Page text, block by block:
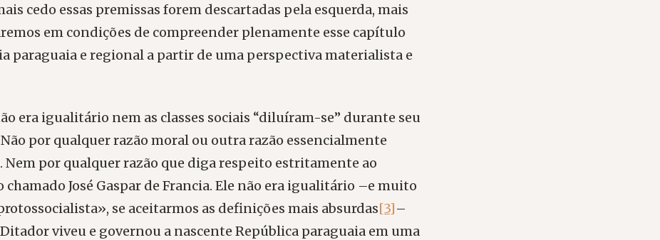
cedo essas premissas forem descartadas pela esquerda, mais
em condições de compreender plenamente esse capítulo
paraguaia e regional a partir de uma perspectiva materialista e
era igualitário nem as classes sociais “diluíram-se” durante seu
por qualquer razão moral ou outra razão essencialmente
Nem por qualquer razão que diga respeito estritamente ao
José Gaspar de Francia. Ele não era igualitário –e muito
se aceitarmos as definições mais absurdas[3]–
viveu e governou a nascente República paraguaia em uma